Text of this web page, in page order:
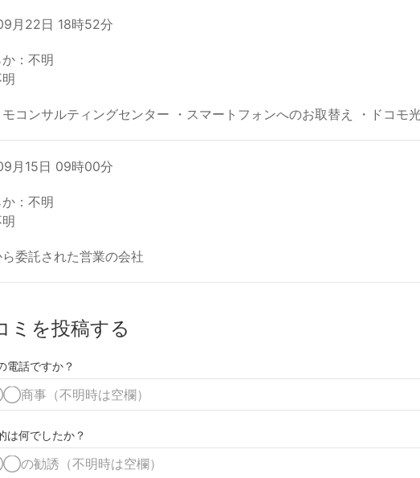
月22日 18時52分
：不明
コンサルティングセンター ・スマートフォンへのお取替え ・ドコモ
月15日 09時00分
：不明
ら委託された営業の会社
ミを投稿する
電話ですか？
は何でしたか？